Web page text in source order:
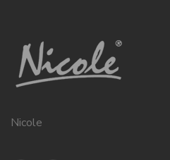
Nicole